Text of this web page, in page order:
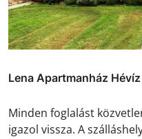
Lena Apartmanház Hévíz
Minden foglalást
igazol vissza. A